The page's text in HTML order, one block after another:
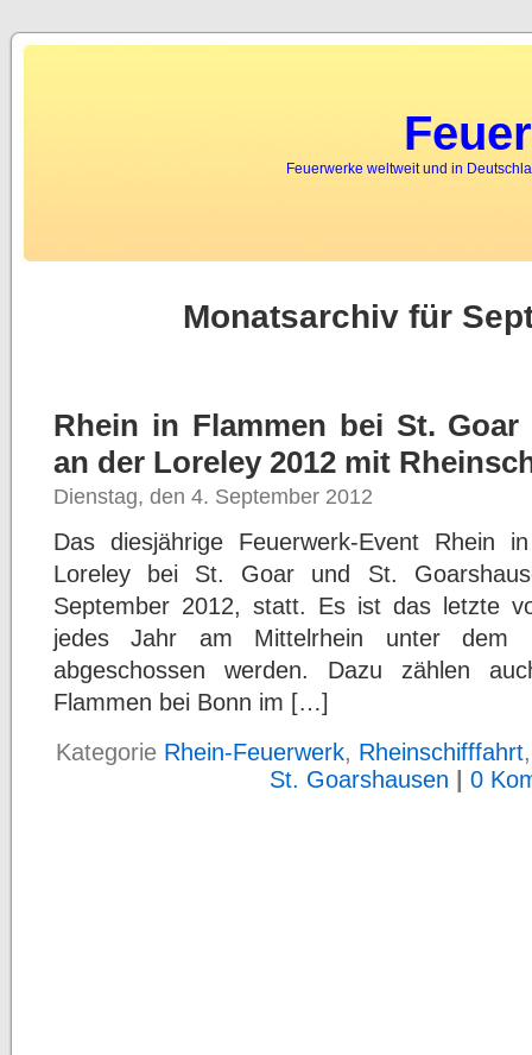
Feuerwerke weltweit und in
Monatsarchiv für
Rhein in Flammen bei St.
an der Loreley 2012 mit
Dienstag, den 4. September 2012
Das diesjährige Feuerwerk-Event Rhein
Loreley bei St. Goar und St.
September 2012, statt. Es ist das letzte
jedes Jahr am Mittelrhein unter dem
abgeschossen werden. Dazu zählen
Flammen bei Bonn im […]
Kategorie Rhein-Feuerwerk, Rheinschifffahrt
St. Goarshausen
0